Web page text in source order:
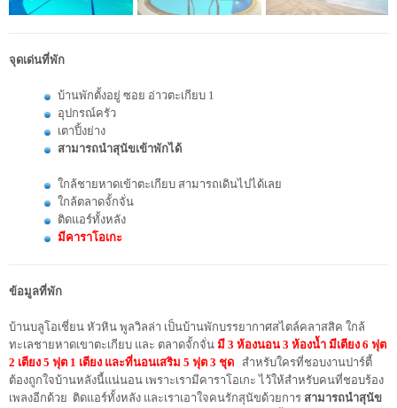
จุดเด่นที่พัก
บ้านพักตั้งอยู่ ซอย อ่าวตะเกียบ 1
อุปกรณ์ครัว
เตาปิ้งย่าง
สามารถนำสุนัขเข้าพักได้
ใกล้ชายหาดเข้าตะเกียบ สามารถเดินไปได้เลย
ใกล้ตลาดจั้กจั่น
ติดแอร์ทั้งหลัง
มีคาราโอเกะ
ข้อมูลที่พัก
บ้านบลูโอเชี่ยน หัวหิน พูลวิลล่า เป็นบ้านพักบรรยากาศสไตล์คลาสสิค ใกล้
ทะเลชายหาดเขาตะเกียบ และ ตลาดจั้กจั่น มี 3 ห้องนอน 3 ห้องน้ำ มีเตียง 6 ฟุต
2 เตียง 5 ฟุต 1 เตียง และที่นอนเสริม 5 ฟุต 3 ชุด
สำหรับใครที่ชอบงานปาร์ตี้
ต้องถูกใจบ้านหลังนี้แน่นอน เพราะเรามีคาราโอเกะ ไว้ให้สำหรับคนที่ชอบร้อง
เพลงอีกด้วย ติดแอร์ทั้งหลัง และเราเอาใจคนรักสุนัขด้วยการ สามารถนำสุนัข